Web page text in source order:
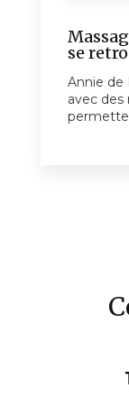
se
Annie de
avec des